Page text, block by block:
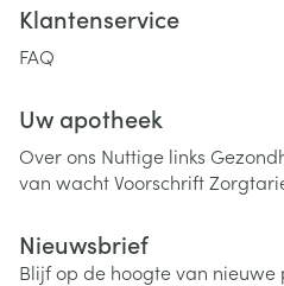
Klantenservice
FAQ
Uw apotheek
Over ons Nuttige links
van wachtVoorschrift
Nieuwsbrief
Blijf op de hoogte van